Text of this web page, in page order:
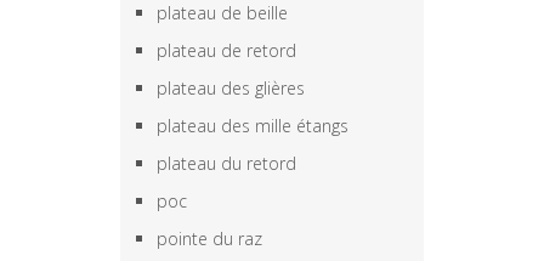
plateau de beille
plateau de retord
plateau des glières
plateau des mille étangs
plateau du retord
poc
pointe du raz